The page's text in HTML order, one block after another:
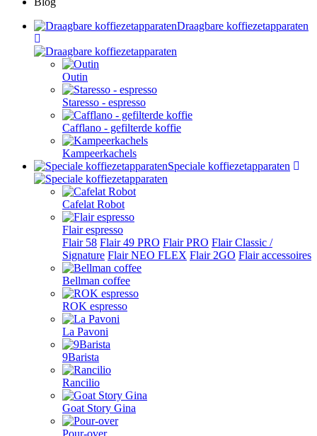
Draagbare koffiezetapparaten
Outin
Staresso - espresso
Cafflano - gefilterde koffie
Kampeerkachels
Speciale koffiezetapparaten
Cafelat Robot
Flair espresso
Flair 58 Flair 49 PRO Flair PRO Flair Classic /
Signature Flair NEO FLEX Flair 2GO Flair accessoires
Bellman coffee
ROK espresso
La Pavoni
9Barista
Rancilio
Goat Story Gina
Pour-over